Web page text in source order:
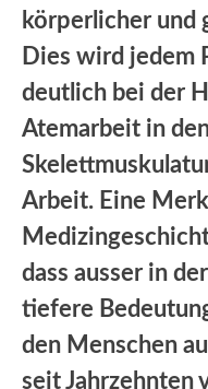
körperlicher
Dies wird jedem
deutlich bei der
Atemarbeit in
Arbeit. Eine
dass ausser in
tiefere
den Menschen
seit Jahrzehnten